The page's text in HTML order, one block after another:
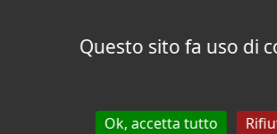
Questo sito fa uso di
Ok, accetta tutto